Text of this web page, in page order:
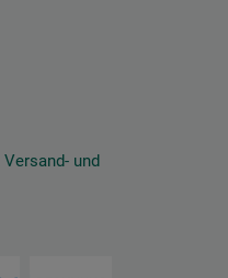
Versand- und